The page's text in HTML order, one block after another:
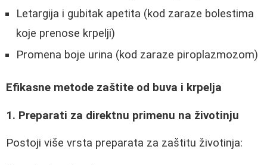
Letargija i gubitak apetita (kod zaraze bolestima
koje prenose krpelji)
Promena boje urina (kod zaraze piroplazmozom)
Efikasne metode zaštite od buva i krpelja
1. Preparati za direktnu primenu na životinju
Postoji više vrsta preparata za zaštitu životinja: